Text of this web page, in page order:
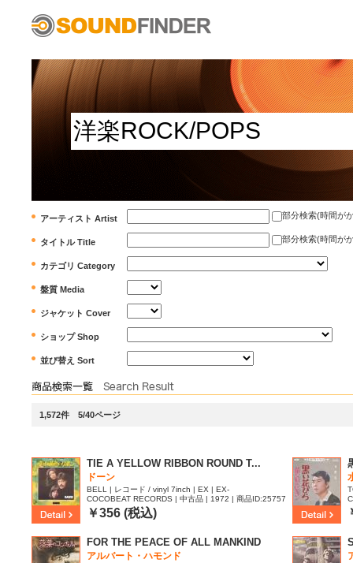
アーティスト Artist 部分検索(時間が
タイトル Title 部分検索(時間が
カテゴリ Category
盤質 Media
ジャケット Cover
ショップ Shop
並び替え Sort
1,572件 5/40ページ
TIE A YELLOW RIBBON ROUND T...
ドーン
BELL | レコード / vinyl 7inch | EX | EX-
COCOBEAT RECORDS | 中古品 | 1972 | 商品ID:25757
86
￥356 (税込)
FOR THE PEACE OF ALL MANKIND
アルバート・ハモンド